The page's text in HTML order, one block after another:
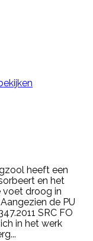
heeft een
en het
voet droog in
de PU
SRC FO
in het werk